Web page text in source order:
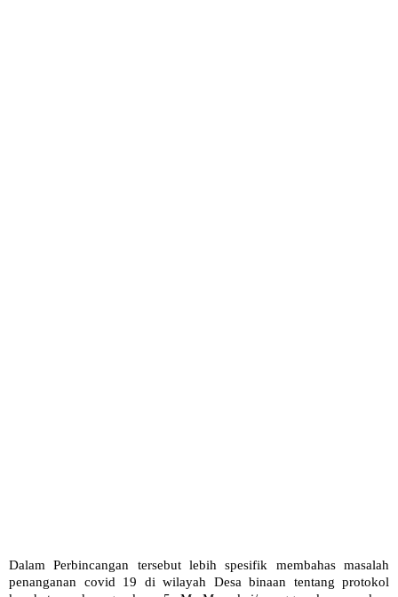
Dalam Perbincangan tersebut lebih spesifik membahas masalah
penanganan covid 19 di wilayah Desa binaan tentang protokol